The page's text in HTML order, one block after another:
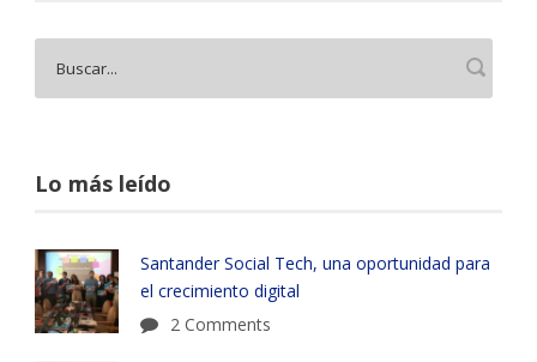
Lo más leído
Santander Social Tech, una oportunidad para
el crecimiento digital
2 Comments